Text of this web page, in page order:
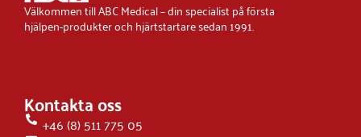
Välkommen till ABC Medical – din specialist på första
hjälpen-produkter och hjärtstartare sedan 1991.
Kontakta oss
+46 (8) 511 775 05